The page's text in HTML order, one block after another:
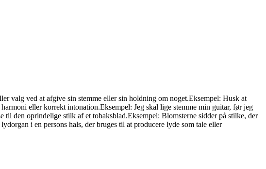
valg ved at afgive sin stemme eller sin holdning om noget.Eksempel: Husk at
eller korrekt intonation.Eksempel: Jeg skal lige stemme min guitar, før jeg
den oprindelige stilk af et tobaksblad.Eksempel: Blomsterne sidder på stilke, der
i en persons hals, der bruges til at producere lyde som tale eller